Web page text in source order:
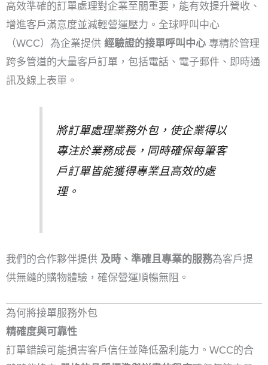
高效準確的訂單處理對企業至關重要，能有效提升營收、
增進客戶滿意度並減輕營運壓力。全球呼叫中心
（WCC）為企業提供 經驗證的接單呼叫中心 專精於管理
跨多管道的大量客戶訂單，包括電話、電子郵件、即時通
訊及線上表單。
將訂單處理業務外包，使企業得以
專注於業務成長，同時確保每筆客
戶訂單皆能獲得專業且高效的處
理。
我們的合作夥伴提供 及時、準確且專業的服務為客戶提
供無縫的購物體驗，確保營運順暢無阻。
為何將接單服務外包
精確度與可靠性
訂單錯誤可能損害客戶信任並降低盈利能力。WCC的合